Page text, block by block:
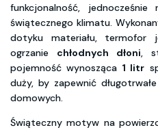
funkcjonalność,
świątecznego klimatu.
dotyku materiału, termofor
ogrzanie chłodnych dłoni,
pojemność wynosząca 1 litr
duży, by zapewnić
domowych.
Świąteczny motyw na